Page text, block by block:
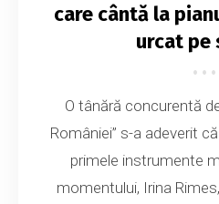
care cântă la
urcat pe
O tânără concurentă
României” s-a adeverit
primele instrumente
momentului, Irina